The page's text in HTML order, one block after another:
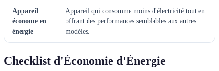
Appareil
économe en
énergie
Appareil qui consomme moins d'électricité tout en
offrant des performances semblables aux autres
modèles.
Checklist d'Économie d'Énergie